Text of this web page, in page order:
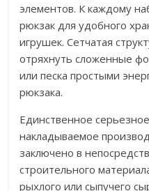
элементов. К каждому
рюкзак для удобного
игрушек. Сетчатая
отряхнуть сложенные
или песка простыми
рюкзака.
Единственное
накладываемое
заключено в
строительного
рыхлого или сыпучего